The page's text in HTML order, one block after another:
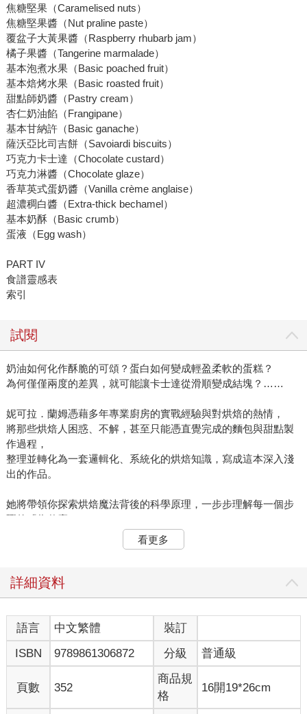
焦糖堅果（Caramelised nuts）
焦糖堅果醬（Nut praline paste）
覆盆子大黃果醬（Raspberry rhubarb jam）
橘子果醬（Tangerine marmalade）
基本泡煮水果（Basic poached fruit）
基本焙烤水果（Basic roasted fruit）
甜點師奶醬（Pastry cream）
杏仁奶油餡（Frangipane）
基本甘納許（Basic ganache）
薩沃亞比司吉餅（Savoiardi biscuits）
巧克力卡士達（Chocolate custard）
巧克力淋醬（Chocolate glaze）
香草英式蛋奶醬（Vanilla crème anglaise）
超濃稠白醬（Extra-thick bechamel）
基本奶酥（Basic crumb）
蛋液（Egg wash）
PART IV
食譜靈感表
索引
試閱
奶油如何化作酥脆的可頌？蛋白如何變成輕盈柔軟的蛋糕？
為何僅僅兩度的差異，就可能讓卡士達從滑順變成結塊？……
妮可拉．蘭姆憑藉多年專業廚房的實戰經驗與對烘焙的熱情，
將那些烘焙人困惑、不解，甚至只能憑直覺完成的麵包與甜點製
作過程，
整理並轉化為一套邏輯化、系統化的烘焙知識，寫成這本深入淺
出的作品。
她將帶領你探索烘焙魔法背後的科學原理，一步步理解每一個步
驟的「為什麼」，
並幫助你培養屬於自己的「烘焙第六感」，真正消除對烘焙失敗
從關鍵成分（油脂、麵粉、蛋、糖）與核心技術原理（質地、色
作。
本書收錄超過100道可反覆練習的食譜，並依所需時間與難度分
類：
「一個下午即可完成」、「需要一天時間挑戰」、「週末大工
看更多
詳細資料
語言 中文繁體
裝訂
ISBN
9789861306872 分級 普通級
頁數 352
商品規
格
16開19*26cm